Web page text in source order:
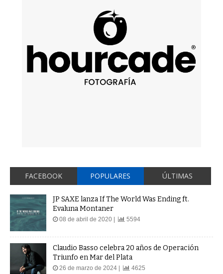
FACEBOOK POPULARES ÚLTIMAS
JP SAXE lanza If The World Was Ending ft.
Evaluna Montaner
08 de abril de 2020 | 5594
Claudio Basso celebra 20 años de Operación
Triunfo en Mar del Plata
26 de marzo de 2024 | 4625